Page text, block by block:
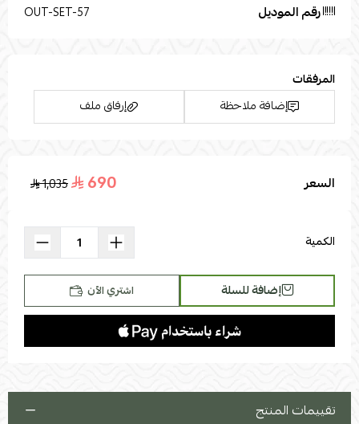
رقم الموديل OUT-SET-57
المرفقات
إضافة ملاحظة
إرفاق ملف
اسحب و افلت الملف هنا
السعر 690
1,035
الكمية
إضافة للسلة اشتري الآن
تقييمات المنتج